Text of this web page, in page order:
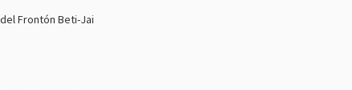
Frontón Beti-Jai